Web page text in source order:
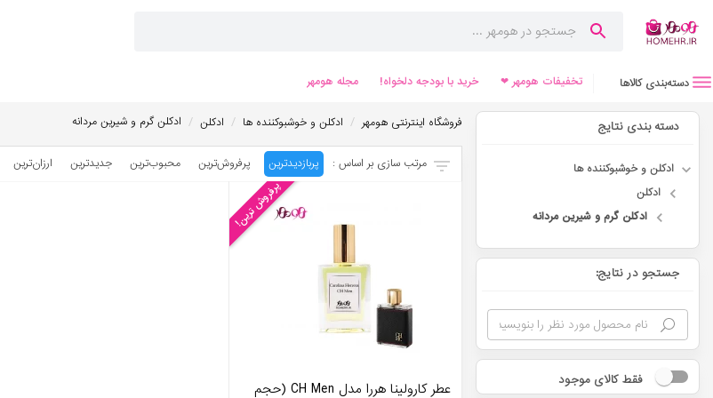
دسته‌بندی کالاها تخفیفات هومهر ❤ خرید با بودجه دلخواه! مجله هومهر
دسته بندی نتایج
ادکلن و خوشبوکننده ها
ادکلن
ادکلن گرم و شیرین مردانه
جستجو در نتایج:
فقط کالای موجود
فروشگاه اینترنتی هومهر / ادکلن و خوشبوکننده ها / ادکلن / ادکلن گرم و شیرین مردانه
مرتب سازی بر اساس : پربازدیدترین پرفروش‌ترین محبوب‌‌ترین جدیدترین ارزان‌ترین
پرفروش ترین!
عطر کارولینا هررا مدل CH Men (حجم